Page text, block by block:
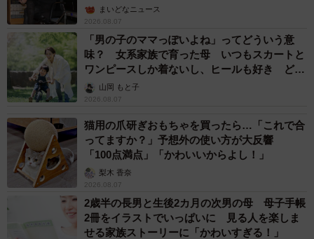
まいどなニュース
2026.08.07
「男の子のママっぽいよね」ってどういう意
味？ 女系家族で育った母 いつもスカートと
ワンピースしか着ないし、ヒールも好き どの
へんが…
山岡 もと子
2026.08.07
猫用の爪研ぎおもちゃを買ったら…「これで合
ってますか？」予想外の使い方が大反響
「100点満点」「かわいいからよし！」
梨木 香奈
2026.08.07
2歳半の長男と生後2カ月の次男の母 母子手帳
2冊をイラストでいっぱいに 見る人を楽しま
せる家族ストーリーに「かわいすぎる！」